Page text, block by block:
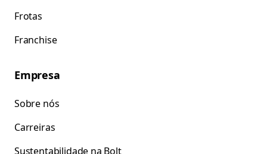
Frotas
Franchise
Empresa
Sobre nós
Carreiras
Sustentabilidade na Bolt